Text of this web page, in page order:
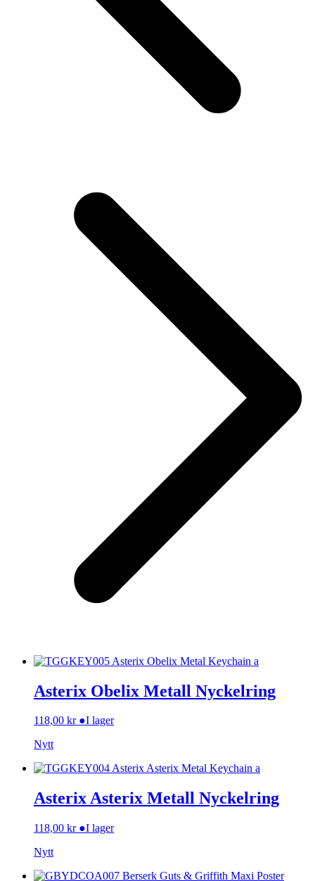
Asterix Obelix Metall Nyckelring
118,00 kr ●I lager
Nytt
Asterix Asterix Metall Nyckelring
118,00 kr ●I lager
Nytt